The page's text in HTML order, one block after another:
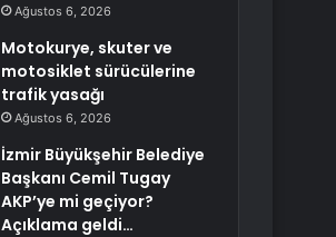
Ağustos 6, 2026
Motokurye, skuter ve
motosiklet sürücülerine
trafik yasağı
Ağustos 6, 2026
İzmir Büyükşehir Belediye
Başkanı Cemil Tugay
AKP’ye mi geçiyor?
Açıklama geldi…